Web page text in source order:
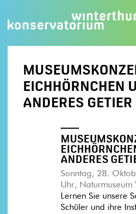
EICHHÖRNCHEN
ANDERES GETIER
ANDERES
Sonntag, 28.
Uhr, Naturmuseum
Lernen Sie unsere
Schüler und ihre